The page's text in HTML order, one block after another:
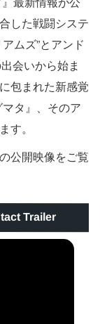
した戦闘システ
ムズ”とアンド
会いから始ま
包まれた新感覚
タ』、そのア
す。
公開映像をご覧
Trailer